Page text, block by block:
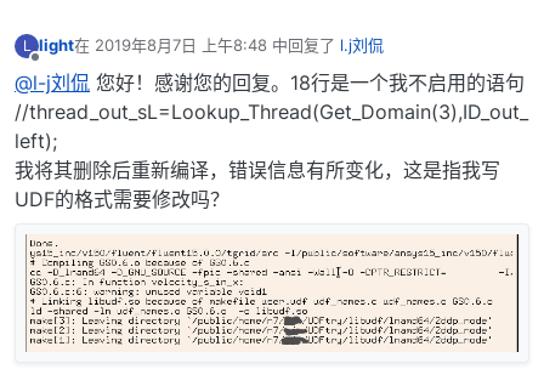
L light在 2019年8月7日 上午8:48 中回复了 l.j刘侃
最后由 编辑
@l-j刘侃 您好！感谢您的回复。18行是一个我不启用的语句
//thread_out_sL=Lookup_Thread(Get_Domain(3),ID_out_
left);
我将其删除后重新编译，错误信息有所变化，这是指我写
UDF的格式需要修改吗？